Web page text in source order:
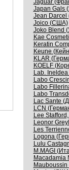
Jaguar
Japan Gals
Jean Darcel
Joico (США)
Joko Blend
Kaе
Keratin
Keune
KLAR
KOELF
Lab.
Labo
Labo
Labo
Lac Sante
LCN
Lee
Leonor
Les
Logona
Lulu
M.MAGI